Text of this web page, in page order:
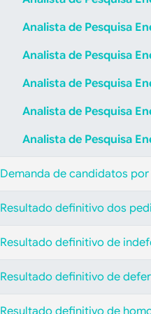
Analista de Pesquisa
Analista de Pesquisa
Analista de Pesquisa
Analista de Pesquisa
Analista de Pesquisa
Demanda de candidatos por
Resultado definitivo dos
Resultado definitivo de
Resultado definitivo de
Resultado definitivo de